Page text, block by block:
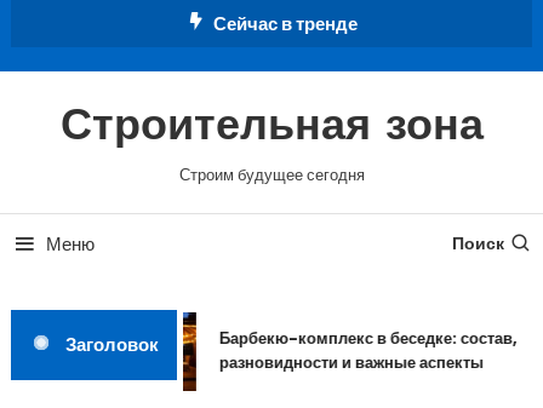
Сейчас в тренде
Строительная зона
Строим будущее сегодня
Меню Поиск
Заголовок
Барбекю-комплекс в беседке: состав,
разновидности и важные аспекты